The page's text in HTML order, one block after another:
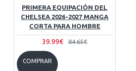
PRIMERA EQUIPACIÓN DEL
CHELSEA 2026-2027 MANGA
CORTA PARA HOMBRE
39.99€ 84.65€
COMPRAR